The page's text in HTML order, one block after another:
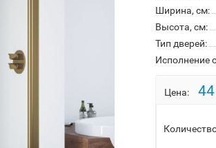
Ширина, см:
Высота, см:
Тип дверей:
Исполнение
Цена: